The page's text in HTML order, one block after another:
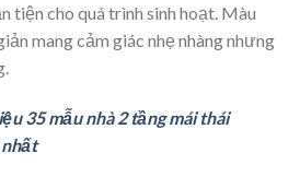
tiện cho quá trình sinh hoạt. Màu
mang cảm giác nhẹ nhàng nhưng
35 mẫu nhà 2 tầng mái thái